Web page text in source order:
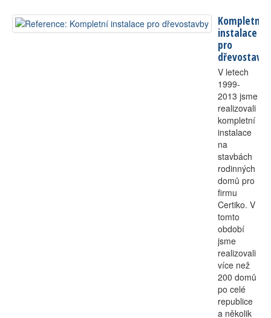
Kompletní
instalace
pro
dřevostavby
V letech
1999-
2013 jsme
realizovali
kompletní
instalace
na
stavbách
rodinných
domů pro
firmu
Certiko. V
tomto
období
jsme
realizovali
více než
200 domů
po celé
republice
a několik